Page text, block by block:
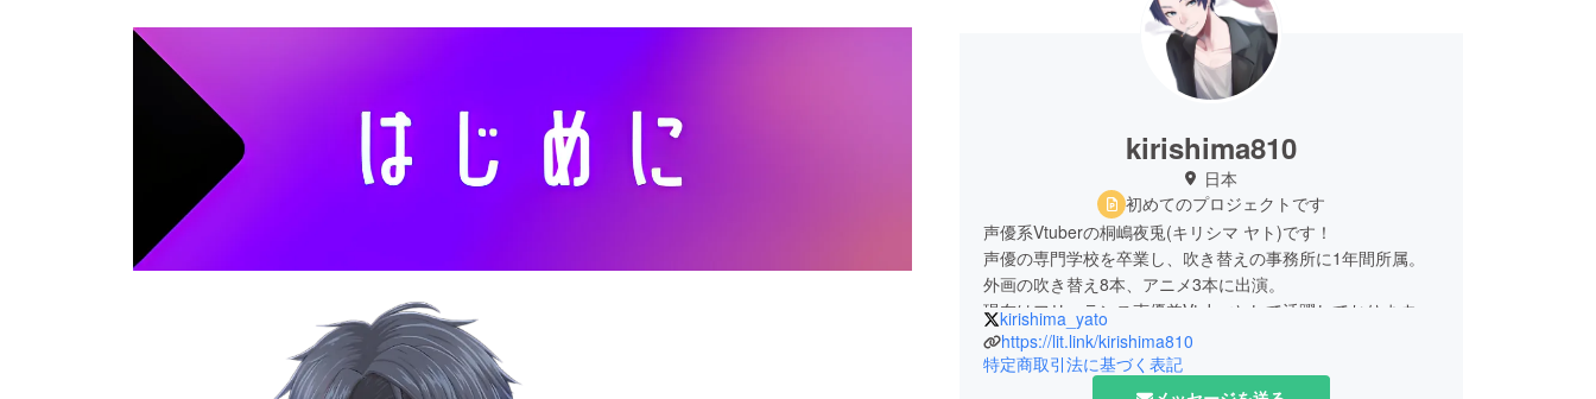
kirishima810
日本
初めてのプロジェクトです
声優系Vtuberの桐嶋夜兎(キリシマ ヤト)です！
声優の専門学校を卒業し、吹き替えの事務所に1年間所属。
外画の吹き替え8本、アニメ3本に出演。
現在はフリーランス声優兼Vtuberとして活躍しております。
kirishima_yato
https://lit.link/kirishima810
特定商取引法に基づく表記